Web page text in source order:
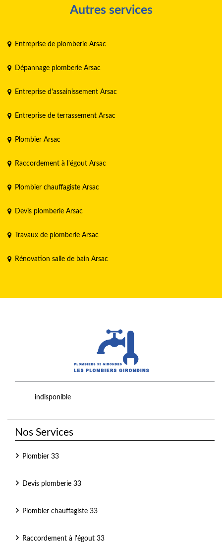
Autres services
Entreprise de plomberie Arsac
Dépannage plomberie Arsac
Entreprise d'assainissement Arsac
Entreprise de terrassement Arsac
Plombier Arsac
Raccordement à l'égout Arsac
Plombier chauffagiste Arsac
Devis plomberie Arsac
Travaux de plomberie Arsac
Rénovation salle de bain Arsac
indisponible
Nos Services
Plombier 33
Devis plomberie 33
Plombier chauffagiste 33
Raccordement à l'égout 33